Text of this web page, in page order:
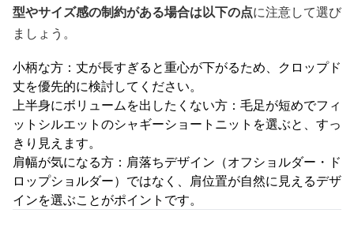
型やサイズ感の制約がある場合は以下の点に注意して選び
ましょう。
小柄な方：丈が長すぎると重心が下がるため、クロップド
丈を優先的に検討してください。
上半身にボリュームを出したくない方：毛足が短めでフィ
ットシルエットのシャギーショートニットを選ぶと、すっ
きり見えます。
肩幅が気になる方：肩落ちデザイン（オフショルダー・ド
ロップショルダー）ではなく、肩位置が自然に見えるデザ
インを選ぶことがポイントです。